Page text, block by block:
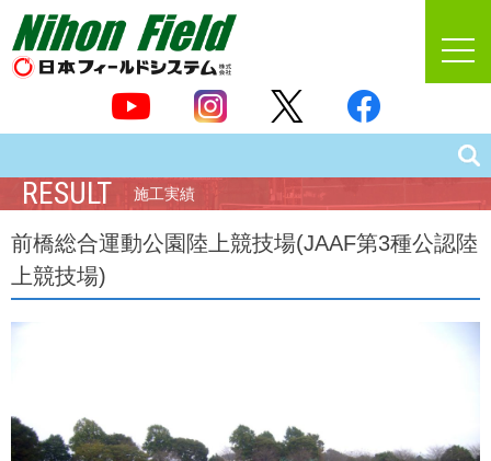
RESULT 施工実績
前橋総合運動公園陸上競技場(JAAF第3種公認陸
上競技場)